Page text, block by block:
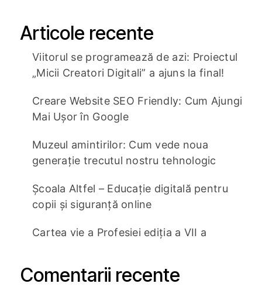
Articole recente
Viitorul se programează de azi: Proiectul
„Micii Creatori Digitali” a ajuns la final!
Creare Website SEO Friendly: Cum Ajungi
Mai Ușor în Google
Muzeul amintirilor: Cum vede noua
generație trecutul nostru tehnologic
Școala Altfel – Educație digitală pentru
copii și siguranță online
Cartea vie a Profesiei ediția a VII a
Comentarii recente